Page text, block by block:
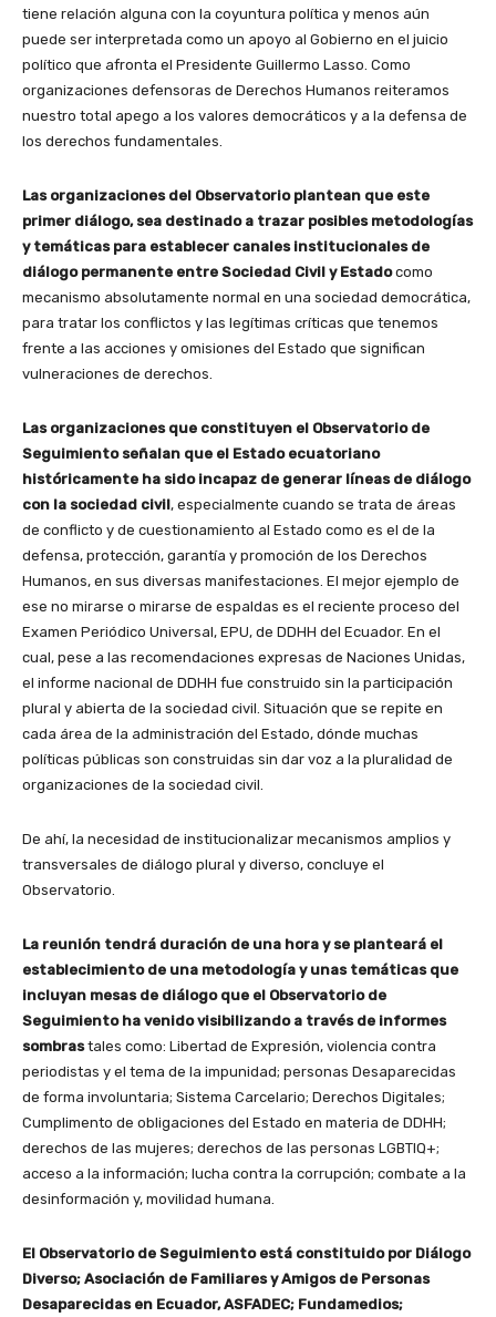
tiene relación alguna con la coyuntura política y menos aún
puede ser interpretada como un apoyo al Gobierno en el juicio
político que afronta el Presidente Guillermo Lasso. Como
organizaciones defensoras de Derechos Humanos reiteramos
nuestro total apego a los valores democráticos y a la defensa de
los derechos fundamentales.
Las organizaciones del Observatorio plantean que este
primer diálogo, sea destinado a trazar posibles metodologías
y temáticas para establecer canales institucionales de
diálogo permanente entre Sociedad Civil y Estadocomo
mecanismo absolutamente normal en una sociedad democrática,
para tratar los conflictos y las legítimas críticas que tenemos
frente a las acciones y omisiones del Estado que significan
vulneraciones de derechos.
Las organizaciones que constituyen el Observatorio de
Seguimiento señalan que el Estado ecuatoriano
históricamente ha sido incapaz de generar líneas de diálogo
con la sociedad civil, especialmente cuando se trata de áreas
de conflicto y de cuestionamiento al Estado como es el de la
defensa, protección, garantía y promoción de los Derechos
Humanos, en sus diversas manifestaciones. El mejor ejemplo de
ese no mirarse o mirarse de espaldas es el reciente proceso del
Examen Periódico Universal, EPU, de DDHH del Ecuador. En el
cual, pese a las recomendaciones expresas de Naciones Unidas,
el informe nacional de DDHH fue construido sin la participación
plural y abierta de la sociedad civil. Situación que se repite en
cada área de la administración del Estado, dónde muchas
políticas públicas son construidas sin dar voz a la pluralidad de
organizaciones de la sociedad civil.
De ahí, la necesidad de institucionalizar mecanismos amplios y
transversales de diálogo plural y diverso, concluye el
Observatorio.
La reunión tendrá duración de una hora y se planteará el
establecimiento de una metodología y unas temáticas que
incluyan mesas de diálogo que el Observatorio de
Seguimiento ha venido visibilizando a través de informes
sombrastales como: Libertad de Expresión, violencia contra
periodistas y el tema de la impunidad; personas Desaparecidas
de forma involuntaria; Sistema Carcelario; Derechos Digitales;
Cumplimento de obligaciones del Estado en materia de DDHH;
derechos de las mujeres; derechos de las personas LGBTIQ+;
acceso a la información; lucha contra la corrupción; combate a la
desinformación y, movilidad humana.
El Observatorio de Seguimiento está constituido por Diálogo
Diverso; Asociación de Familiares y Amigos de Personas
Desaparecidas en Ecuador, ASFADEC; Fundamedios;